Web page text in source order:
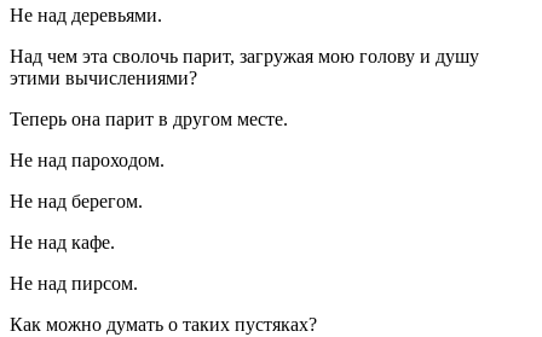
Не над деревьями.
Над чем эта сволочь парит, загружая мою голову и душу
этими вычислениями?
Теперь она парит в другом месте.
Не над пароходом.
Не над берегом.
Не над кафе.
Не над пирсом.
Как можно думать о таких пустяках?